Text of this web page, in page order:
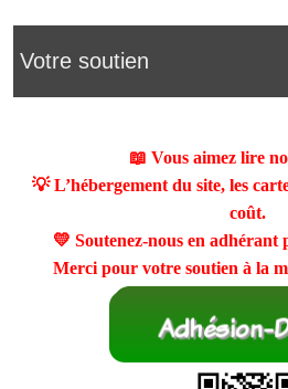
Votre soutien
📖 Vous aimez lire
💡 L’hébergement du site, les
coût.
💛 Soutenez-nous en adhérant
Merci pour votre soutien à la